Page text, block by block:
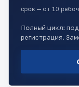
срок — от 10
Полный цикл:
регистрация.